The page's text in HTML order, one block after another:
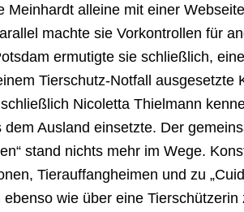
Meinhardt alleine mit einer
machte sie Vorkontrollen für
ermutigte sie schließlich,
Tierschutz-Notfall ausgesetzte
Nicoletta Thielmann
dem Ausland einsetzte. Der
stand nichts mehr im Wege.
Tierauffangheimen und zu
wie über eine Tierschützerin